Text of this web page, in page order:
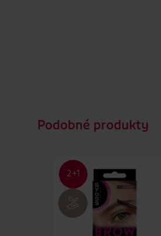
Podobné produkty